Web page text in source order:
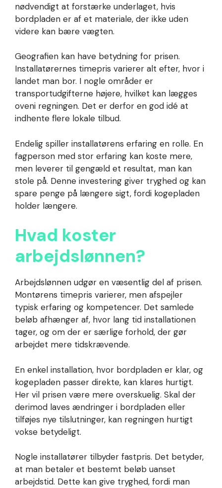
nødvendigt at forstærke underlaget, hvis
bordpladen er af et materiale, der ikke uden
videre kan bære vægten.
Geografien kan have betydning for prisen.
Installatørernes timepris varierer alt efter, hvor i
landet man bor. I nogle områder er
transportudgifterne højere, hvilket kan lægges
oveni regningen. Det er derfor en god idé at
indhente flere lokale tilbud.
Endelig spiller installatørens erfaring en rolle. En
fagperson med stor erfaring kan koste mere,
men leverer til gengæld et resultat, man kan
stole på. Denne investering giver tryghed og kan
spare penge på længere sigt, fordi kogepladen
holder længere.
Hvad koster
arbejdslønnen?
Arbejdslønnen udgør en væsentlig del af prisen.
Montørens timepris varierer, men afspejler
typisk erfaring og kompetencer. Det samlede
beløb afhænger af, hvor lang tid installationen
tager, og om der er særlige forhold, der gør
arbejdet mere tidskrævende.
En enkel installation, hvor bordpladen er klar, og
kogepladen passer direkte, kan klares hurtigt.
Her vil prisen være mere overskuelig. Skal der
derimod laves ændringer i bordpladen eller
tilføjes nye tilslutninger, kan regningen hurtigt
vokse betydeligt.
Nogle installatører tilbyder fastpris. Det betyder,
at man betaler et bestemt beløb uanset
arbejdstid. Dette kan give tryghed, fordi man